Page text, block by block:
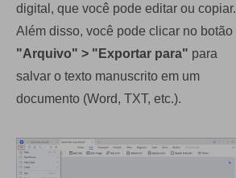
digital, que você pode editar ou copiar.
Além disso, você pode clicar no botão
"Arquivo" > "Exportar para" para
salvar o texto manuscrito em um
documento (Word, TXT, etc.).